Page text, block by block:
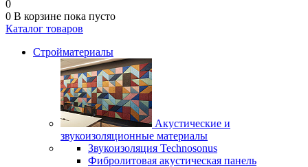
0
0 В корзине пока пусто
Каталог товаров
Стройматериалы
Акустические и
звукоизоляционные материалы
Звукоизоляция Technosonus
Фибролитовая акустическая панель